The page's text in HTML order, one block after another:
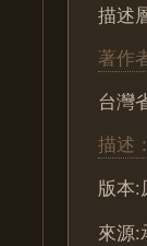
描述
著作
台灣
描述：
版本:
來源: